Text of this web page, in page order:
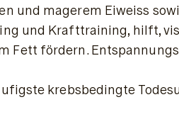
und magerem Eiweiss
und Krafttraining, hilft,
Fett fördern.